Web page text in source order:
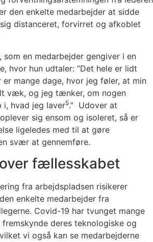
den enkelte medarbejder at sidde
distanceret, forvirret og afkoblet
som en medarbejder gengiver i en
hvor hun udtaler: ”Det hele er lidt
mange dage, hvor jeg føler, at min
væk, og jeg tænker, om nogen
i, hvad jeg laver5.” Udover at
sig ensom og isoleret, så er
ligeledes med til at gøre
svær at gennemføre.
fællesskabet
fra arbejdspladsen risikerer
enkelte medarbejder fra
Covid-19 har tvunget mange
deres teknologiske og
vi også kan se medarbejderne